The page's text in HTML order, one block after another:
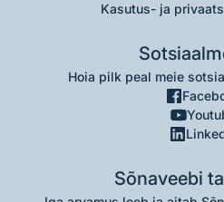
Kasutus- ja
Hoia pilk peal meie
Sõnaveebi